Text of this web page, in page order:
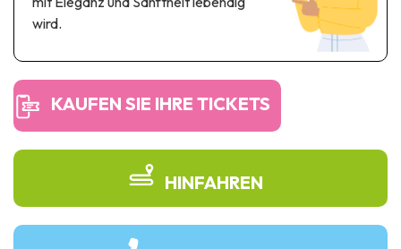
Regionalprodukte
wird.
KAUFEN SIE IHRE TICKETS
HINFAHREN